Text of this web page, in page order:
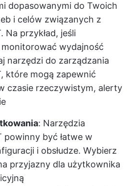
dopasowanymi do Twoich
i celów związanych z
. Na przykład, jeśli
wydajność
narzędzi do zarządzania
które mogą zapewnić
czasie rzeczywistym, alerty
: Narzędzia
powinny być łatwe w
i obsłudze. Wybierz
przyjazny dla użytkownika